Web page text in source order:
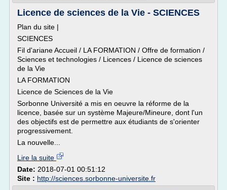
Licence de sciences de la Vie - SCIENCES
Plan du site |
SCIENCES
Fil d'ariane Accueil / LA FORMATION / Offre de formation /
Sciences et technologies / Licences / Licence de sciences
de la Vie
LA FORMATION
Licence de Sciences de la Vie
Sorbonne Université a mis en oeuvre la réforme de la
licence, basée sur un système Majeure/Mineure, dont l'un
des objectifs est de permettre aux étudiants de s'orienter
progressivement.
La nouvelle...
Lire la suite
Date: 2018-07-01 00:51:12
Site : http://sciences.sorbonne-universite.fr